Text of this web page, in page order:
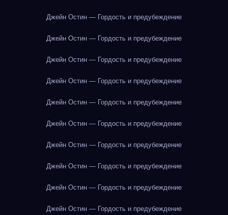
Джейн Остин — Гордость и предубеждение
Джейн Остин — Гордость и предубеждение
Джейн Остин — Гордость и предубеждение
Джейн Остин — Гордость и предубеждение
Джейн Остин — Гордость и предубеждение
Джейн Остин — Гордость и предубеждение
Джейн Остин — Гордость и предубеждение
Джейн Остин — Гордость и предубеждение
Джейн Остин — Гордость и предубеждение
Джейн Остин — Гордость и предубеждение